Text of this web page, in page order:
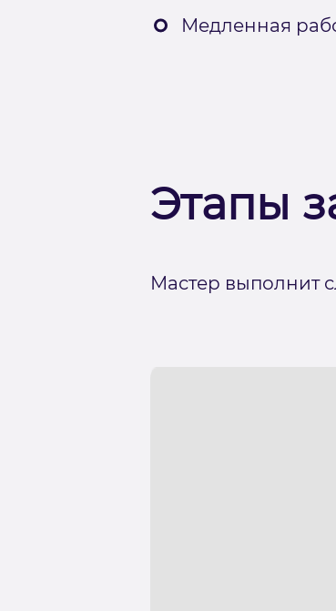
Медленная
Этапы
Мастер выполнит